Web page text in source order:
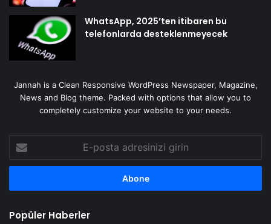
WhatsApp, 2025’ten itibaren bu
telefonlarda desteklenmeyecek
Jannah is a Clean Responsive WordPress Newspaper, Magazine,
News and Blog theme. Packed with options that allow you to
completely customize your website to your needs.
posta
adresinizi
Popüler Haberler